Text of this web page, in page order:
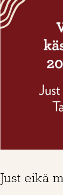
Just eikä